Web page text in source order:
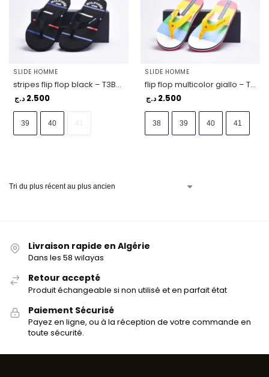
SLIDE HOMME
stripes flip flop black – T3B8-33447-0058999
2.500 د.ج
39 40
SLIDE HOMME
flip flop multicolor giallo – T3X8-32922-0058200
2.500 د.ج
38 39 40 41
Livraison rapide en Algérie
Dans les 58 wilayas
Retour accepté
Produit échangeable si non utilisé et en parfait état
Paiement Sécurisé
Payez en ligne, ou à la réception de votre commande en
toute sécurité.